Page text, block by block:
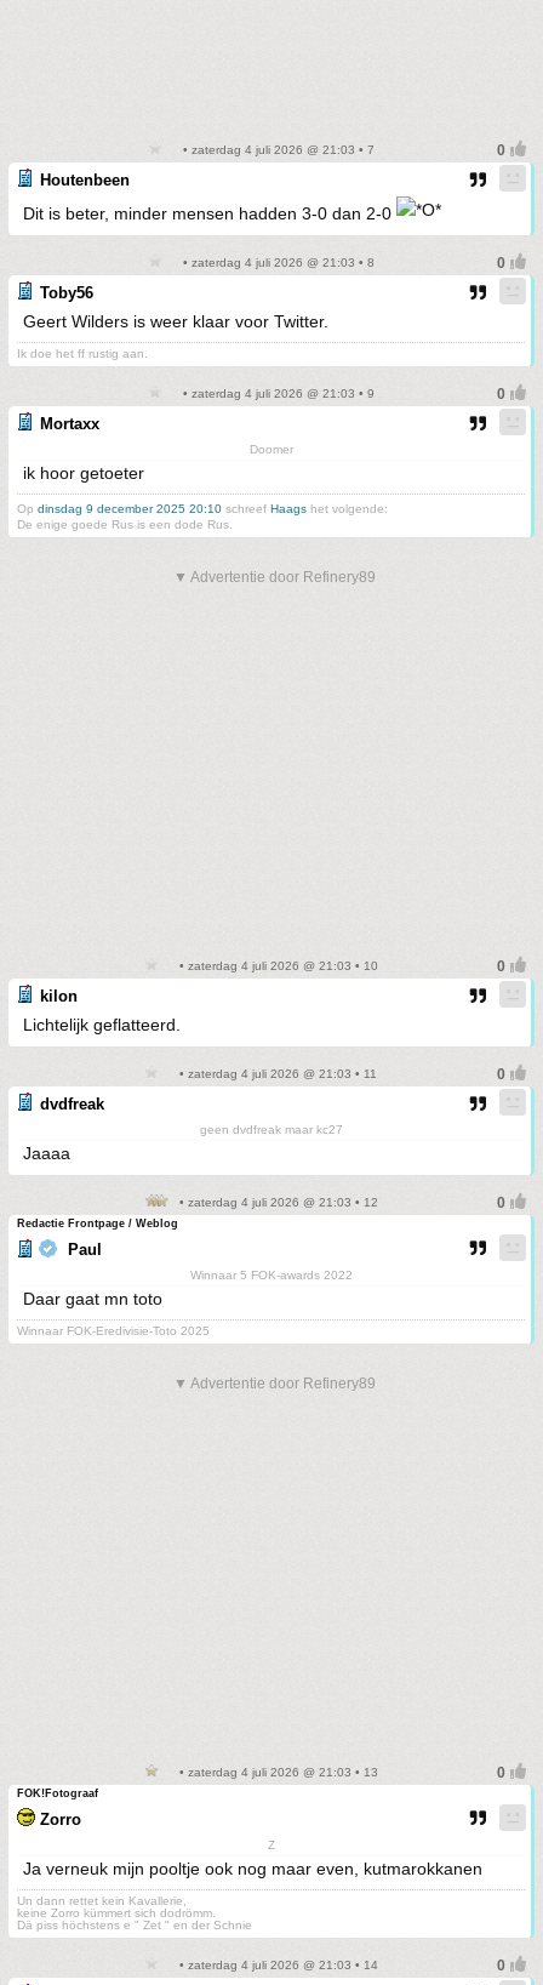
• zaterdag 4 juli 2026 @ 21:03 • 7
Houtenbeen
Dit is beter, minder mensen hadden 3-0 dan 2-0
• zaterdag 4 juli 2026 @ 21:03 • 8
Toby56
Geert Wilders is weer klaar voor Twitter.
Ik doe het ff rustig aan.
• zaterdag 4 juli 2026 @ 21:03 • 9
Mortaxx
Doomer
ik hoor getoeter
Op dinsdag 9 december 2025 20:10 schreef Haags het volgende:
De enige goede Rus is een dode Rus.
▼ Advertentie door Refinery89
• zaterdag 4 juli 2026 @ 21:03 • 10
kilon
Lichtelijk geflatteerd.
• zaterdag 4 juli 2026 @ 21:03 • 11
dvdfreak
geen dvdfreak maar kc27
Jaaaa
• zaterdag 4 juli 2026 @ 21:03 • 12
Redactie Frontpage / Weblog
Paul
Winnaar 5 FOK-awards 2022
Daar gaat mn toto
Winnaar FOK-Eredivisie-Toto 2025
▼ Advertentie door Refinery89
• zaterdag 4 juli 2026 @ 21:03 • 13
FOK!Fotograaf
Zorro
Z
Ja verneuk mijn pooltje ook nog maar even, kutmarokkanen
Un dann rettet kein Kavallerie,
keine Zorro kümmert sich dodrömm.
Dä piss höchstens e " Zet " en der Schnie
• zaterdag 4 juli 2026 @ 21:03 • 14